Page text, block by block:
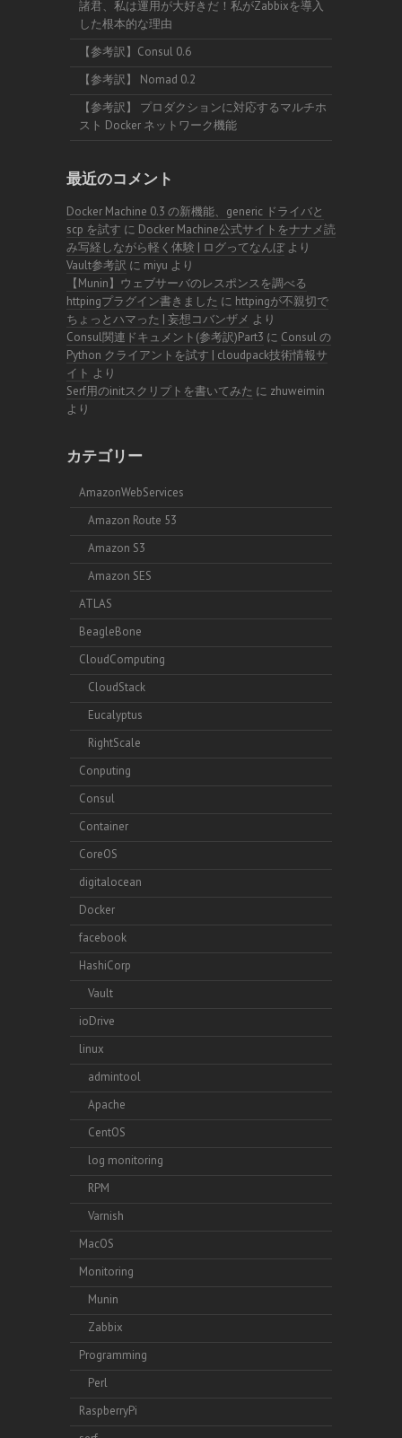
諸君、私は運用が大好きだ！私がZabbixを導入
した根本的な理由
【参考訳】Consul 0.6
【参考訳】 Nomad 0.2
【参考訳】 プロダクションに対応するマルチホ
スト Docker ネットワーク機能
最近のコメント
Docker Machine 0.3 の新機能、generic ドライバと
scp を試す に Docker Machine公式サイトをナナメ読
み写経しながら軽く体験 | ログってなんぼより
Vault参考訳 に miyu より
【Munin】ウェブサーバのレスポンスを調べる
httpingプラグイン書きました に httpingが不親切で
ちょっとハマった | 妄想コバンザメ より
Consul関連ドキュメント(参考訳)Part3 に Consul の
Python クライアントを試す | cloudpack技術情報サ
イト より
Serf用のinitスクリプトを書いてみた に zhuweimin
より
カテゴリー
AmazonWebServices
Amazon Route 53
Amazon S3
Amazon SES
ATLAS
BeagleBone
CloudComputing
CloudStack
Eucalyptus
RightScale
Conputing
Consul
Container
CoreOS
digitalocean
Docker
facebook
HashiCorp
Vault
ioDrive
linux
admintool
Apache
CentOS
log monitoring
RPM
Varnish
MacOS
Monitoring
Munin
Zabbix
Programming
Perl
RaspberryPi